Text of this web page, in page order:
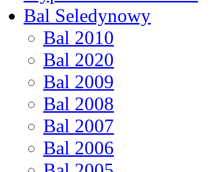
Bal Seledynowy
Bal 2010
Bal 2020
Bal 2009
Bal 2008
Bal 2007
Bal 2006